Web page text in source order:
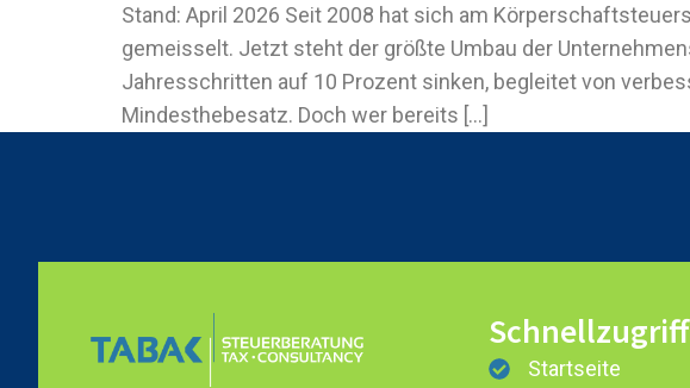
Stand: April 2026 Seit 2008 hat sich am
gemeisselt. Jetzt steht der größte Umbau der
Jahresschritten auf 10 Prozent sinken, begleitet von
Mindesthebesatz. Doch wer bereits […]
Schnellzugriff
Startseite